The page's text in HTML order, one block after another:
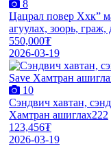
8
Цацрал повер Ххк”
агуулах, зоорь,
550,000₮
2026-03-19
10
Сэндвич хавтан,
Хамтран ашиглах222
123,456₮
2026-03-19